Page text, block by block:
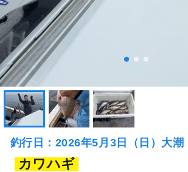
釣行日：2026年5月3日（日）大潮
カワハギ